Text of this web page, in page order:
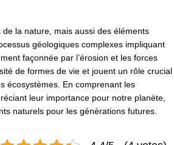
la nature, mais aussi des éléments
géologiques complexes impliquant
façonnée par l’érosion et les forces
de formes de vie et jouent un rôle crucial
écosystèmes. En comprenant les
leur importance pour notre planète,
naturels pour les générations futures.